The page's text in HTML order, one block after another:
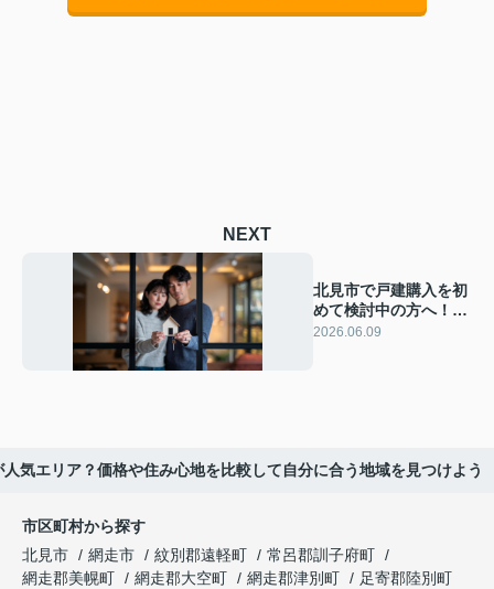
NEXT
北見市で戸建購入を初
めて検討中の方へ！予
算相場や手続きの流れ
2026.06.09
気エリア？価格や住み心地を比較して自分に合う地域を見つけよう
市区町村から探す
北見市
網走市 紋別郡遠軽町
常呂郡訓子府町
網走郡美幌町
網走郡大空町 網走郡津別町
足寄郡陸別町